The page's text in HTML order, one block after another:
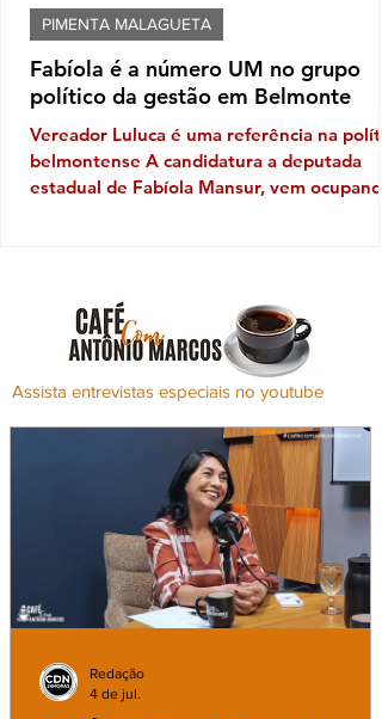
Fabíola é a número UM no grupo
político da gestão em Belmonte
Vereador Luluca é uma referência na
belmontense A candidatura a deputada
estadual de Fabíola Mansur, vem ocupando
Câmara Municipal, Luluca da Ambulância e
da vice-prefeita, Alice Elias Brito, vem
ganhando terreno, e ao que tudo indica
estão dispostos a mostrar o peso político
que representam. Luluca que já cheg
PIMENTA MALAGUETA
Assista entrevistas especiais no youtube
Redação
4 de jul.